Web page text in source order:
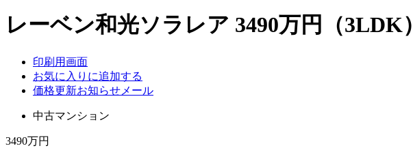
レーベン和光ソラレア 3490万円（3LDK）
印刷用画面
お気に入りに追加する
価格更新お知らせメール
中古マンション
3490万円